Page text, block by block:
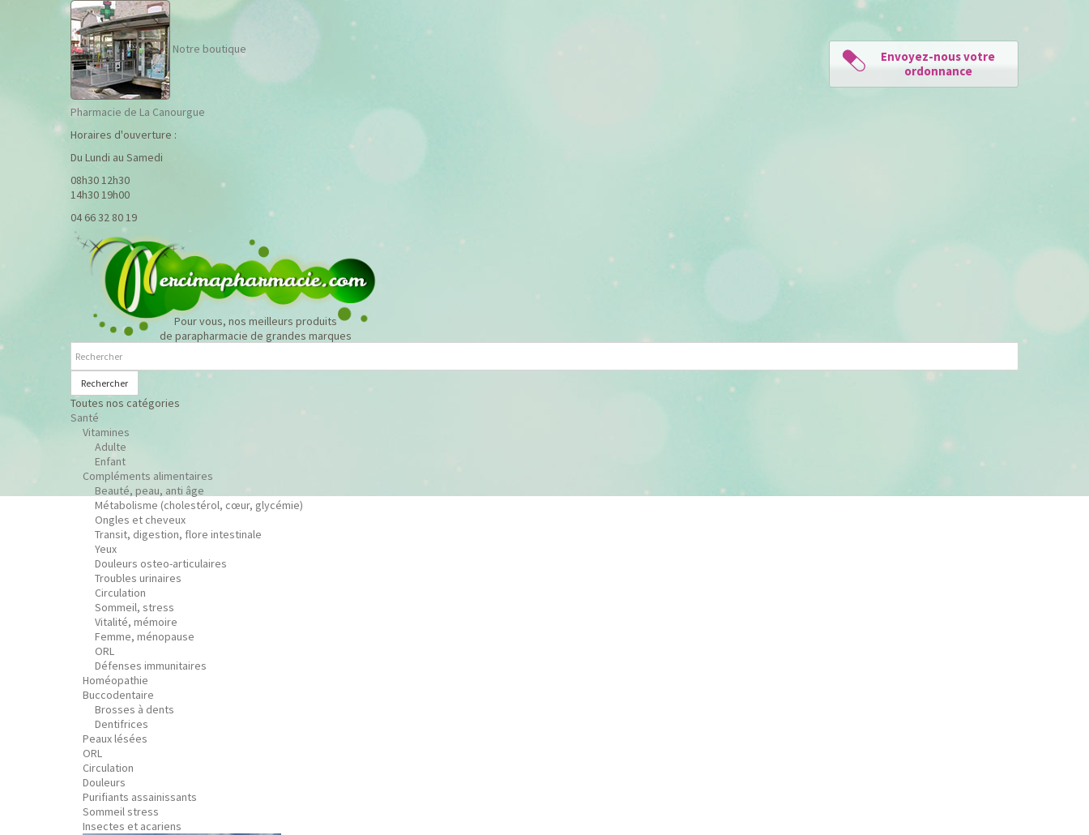
Notre boutique
Pharmacie de La Canourgue
Horaires d'ouverture :
Du Lundi au Samedi
08h30 12h30
14h30 19h00
04 66 32 80 19
Pour vous, nos meilleurs produits
de parapharmacie de grandes marques
Rechercher
Toutes nos catégories
Santé
Vitamines
Adulte
Enfant
Compléments alimentaires
Beauté, peau, anti âge
Métabolisme (cholestérol, cœur, glycémie)
Ongles et cheveux
Transit, digestion, flore intestinale
Yeux
Douleurs osteo-articulaires
Troubles urinaires
Circulation
Sommeil, stress
Vitalité, mémoire
Femme, ménopause
ORL
Défenses immunitaires
Homéopathie
Buccodentaire
Brosses à dents
Dentifrices
Peaux lésées
ORL
Circulation
Douleurs
Purifiants assainissants
Sommeil stress
Insectes et acariens
Envoyez-nous votre
ordonnance